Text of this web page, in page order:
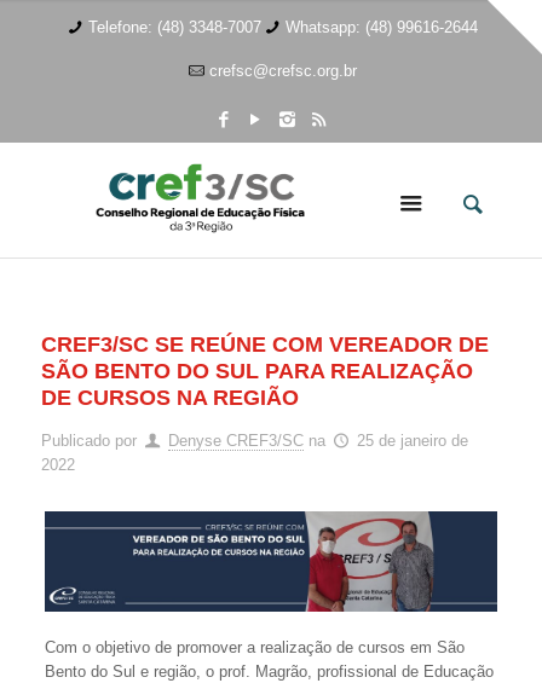
Telefone: (48) 3348-7007 Whatsapp: (48) 99616-2644
crefsc@crefsc.org.br
CREF3/SC SE REÚNE COM VEREADOR DE
SÃO BENTO DO SUL PARA REALIZAÇÃO
DE CURSOS NA REGIÃO
Publicado por Denyse CREF3/SC na
25 de janeiro de
2022
Com o objetivo de promover a realização de cursos em São
Bento do Sul e região, o prof. Magrão, profissional de Educação